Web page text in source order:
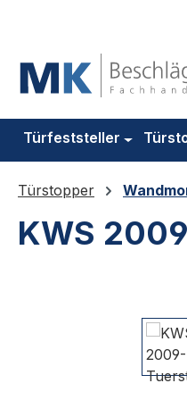
Türfeststeller
Türstopper
KWS